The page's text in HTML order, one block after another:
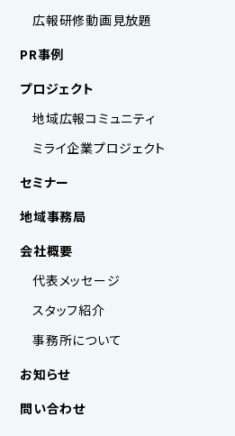
広報研修動画見放題
PR事例
プロジェクト
地域広報コミュニティ
ミライ企業プロジェクト
セミナー
地域事務局
会社概要
代表メッセージ
スタッフ紹介
事務所について
お知らせ
問い合わせ